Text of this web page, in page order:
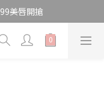
運費
美唇開搶
費